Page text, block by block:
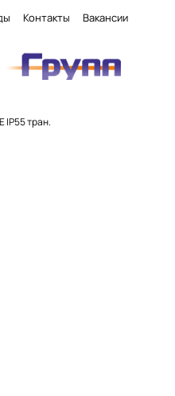
Контакты Вакансии
IP55 тран.